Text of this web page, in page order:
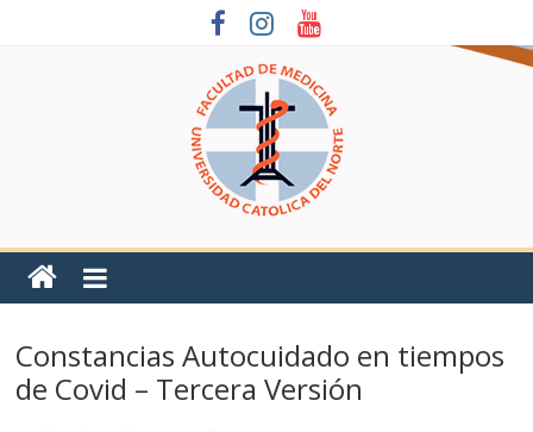
Constancias Autocuidado en tiempos
de Covid – Tercera Versión